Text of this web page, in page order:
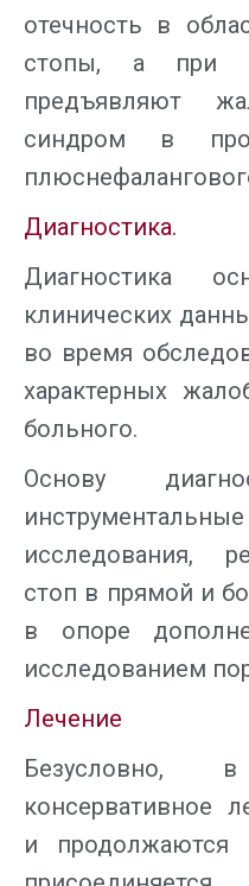
отечность в
стопы, а при
предъявляют
синдром в
Диагностика.
Диагностика
клинических
во время
характерных
больного.
Основу
исследования,
стоп в прямой и
в опоре
исследованием
Лечение
Безусловно,
консервативное
и продолжаются